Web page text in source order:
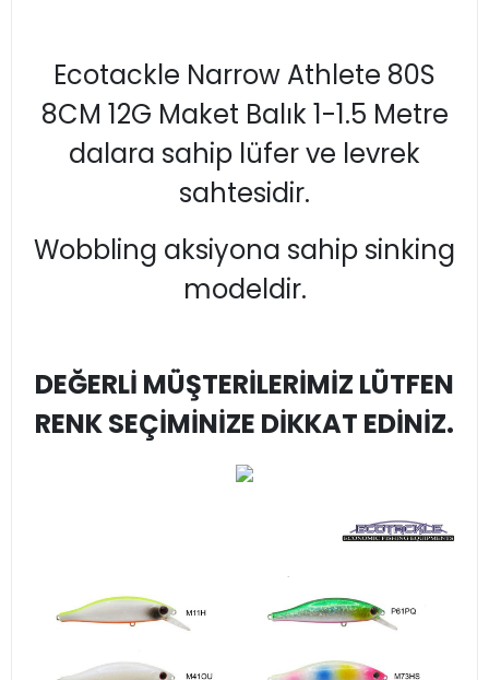
Ecotackle Narrow Athlete 80S
8CM 12G Maket Balık 1-1.5 Metre
dalara sahip lüfer ve levrek
sahtesidir.
Wobbling aksiyona sahip sinking
modeldir.
DEĞERLİ MÜŞTERİLERİMİZ LÜTFEN
RENK SEÇİMİNİZE DİKKAT EDİNİZ.